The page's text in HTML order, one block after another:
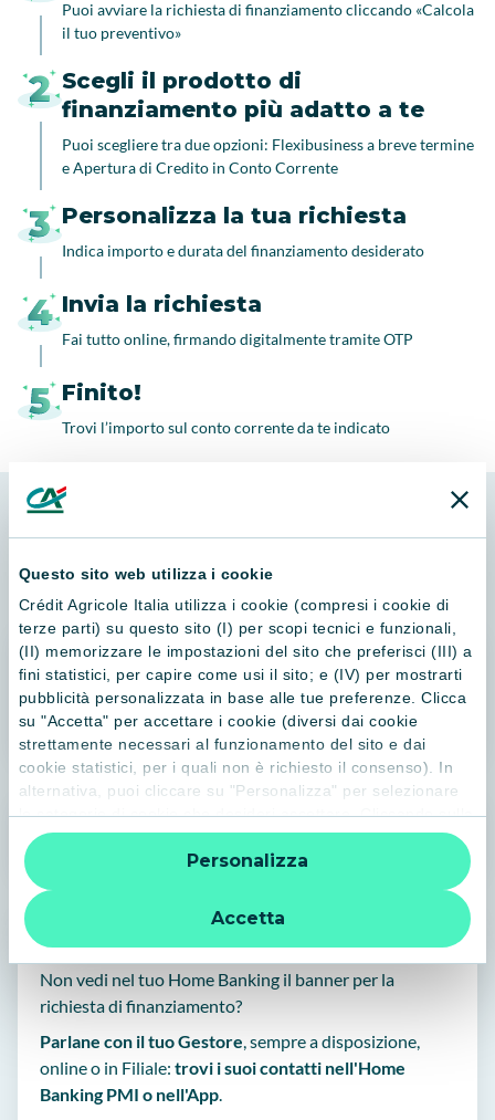
Questo sito web utilizza i cookie
Crédit Agricole Italia utilizza i cookie (compresi i cookie di
terze parti) su questo sito (I) per scopi tecnici e funzionali,
(II) memorizzare le impostazioni del sito che preferisci (III) a
fini statistici, per capire come usi il sito; e (IV) per mostrarti
pubblicità personalizzata in base alle tue preferenze. Clicca
su "Accetta" per accettare i cookie (diversi dai cookie
strettamente necessari al funzionamento del sito e dai
cookie statistici, per i quali non è richiesto il consenso). In
alternativa, puoi cliccare su "Personalizza" per selezionare
le categorie di cookie che desideri accettare. Cliccando sulla
“X” le impostazioni predefinite vengono lasciate invariate e
quindi la navigazione può continuare senza cookie o altri
strumenti di tracciamento diversi da quelli tecnici. Per
ulteriori informazioni:
informativa privacy
Accetta
Personalizza
Puoi avviare la richiesta di finanziamento cliccando «Calcola
il tuo preventivo»
Scegli il prodotto di
finanziamento più adatto a te
Puoi scegliere tra due opzioni: Flexibusiness a breve termine
e Apertura di Credito in Conto Corrente
Personalizza la tua richiesta
Indica importo e durata del finanziamento desiderato
Invia la richiesta
Fai tutto online, firmando digitalmente tramite OTP
Finito!
Trovi l’importo sul conto corrente da te indicato
INFO UTILI
Il tuo cellulare
Riceverai tramite OTP i codici per la firma digitale della
documentazione.
Il Modello Fiscale / IVA
Domande o dubbi?
Non vedi nel tuo Home Banking il banner per la
richiesta di finanziamento?
Parlane con il tuo Gestore, sempre a disposizione,
online o in Filiale: trovi i suoi contatti nell'Home
Banking PMI o nell'App.